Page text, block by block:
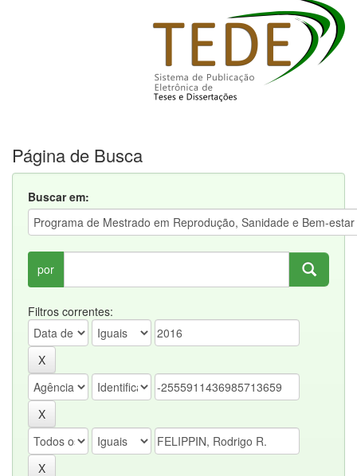
Página de Busca
Buscar em:
por
Filtros correntes: